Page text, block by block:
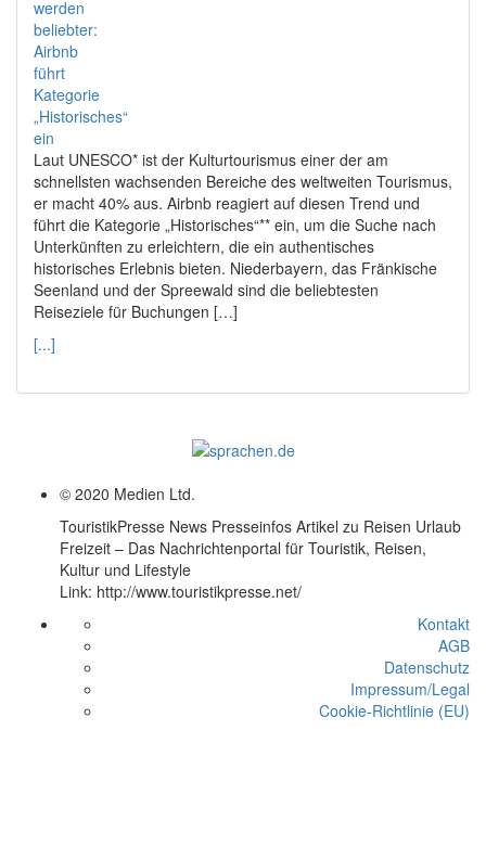
Laut UNESCO* ist der Kulturtourismus einer der am
schnellsten wachsenden Bereiche des weltweiten Tourismus,
er macht 40% aus. Airbnb reagiert auf diesen Trend und
führt die Kategorie „Historisches“** ein, um die Suche nach
Unterkünften zu erleichtern, die ein authentisches
historisches Erlebnis bieten. Niederbayern, das Fränkische
Seenland und der Spreewald sind die beliebtesten
Reiseziele für Buchungen […]
[...]
© 2020 Medien Ltd.
TouristikPresse News Presseinfos Artikel zu Reisen Urlaub
Freizeit – Das Nachrichtenportal für Touristik, Reisen,
Kultur und Lifestyle
Link: http://www.touristikpresse.net/
Kontakt
AGB
Datenschutz
Impressum/Legal
Cookie-Richtlinie (EU)